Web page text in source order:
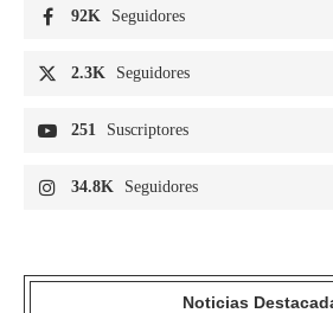
92K Seguidores
2.3K Seguidores
251 Suscriptores
34.8K Seguidores
Noticias